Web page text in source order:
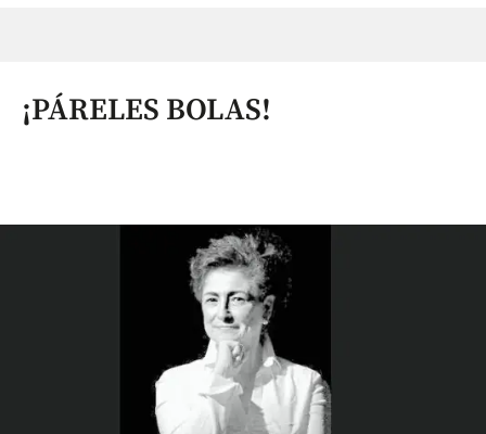
¡PÁRELES BOLAS!